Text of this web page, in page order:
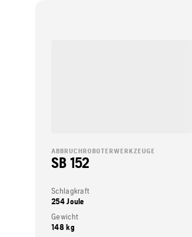
ABBRUCHROBOTERWERKZEUGE
SB 152
Schlagkraft
254 Joule
Gewicht
148 kg